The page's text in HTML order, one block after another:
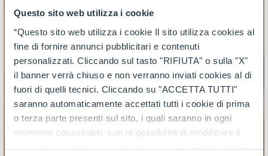
Questo sito web utilizza i cookie
“Questo sito web utilizza i cookie Il sito utilizza cookies al
fine di fornire annunci pubblicitari e contenuti
personalizzati. Cliccando sul tasto "RIFIUTA" o sulla "X"
il banner verrà chiuso e non verranno inviati cookies al di
fuori di quelli tecnici. Cliccando su "ACCETTA TUTTI"
saranno automaticamente accettati tutti i cookie di prima
o terza parte presenti sul sito, i quali saranno in ogni
momento consultabili, con la possibilità di modificare il
consenso prestato per ogni singolo cookie. Come fare?